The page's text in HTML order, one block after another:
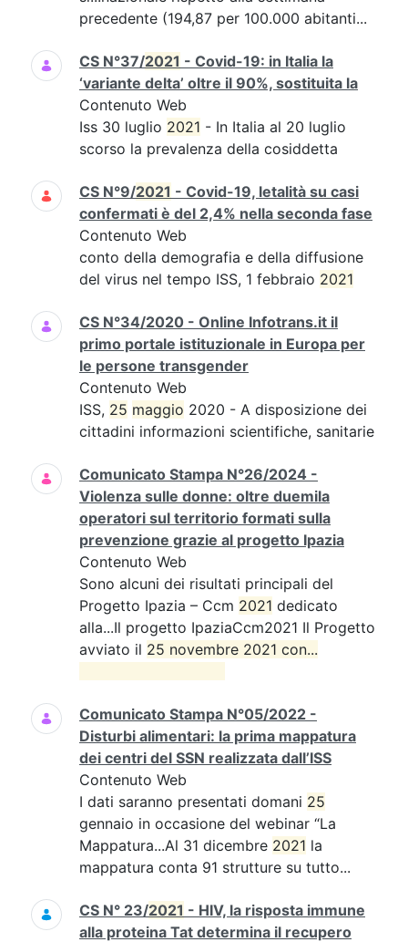
precedente (194,87 per 100.000 abitanti...
CS N°37/2021 - Covid-19: in Italia la
‘variante delta’ oltre il 90%, sostituita la
Contenuto Web
Iss 30 luglio 2021 - In Italia al 20 luglio
scorso la prevalenza della cosiddetta
CS N°9/2021 - Covid-19, letalità su casi
confermati è del 2,4% nella seconda fase
Contenuto Web
conto della demografia e della diffusione
del virus nel tempo ISS, 1 febbraio 2021
CS N°34/2020 - Online Infotrans.it il
primo portale istituzionale in Europa per
le persone transgender
Contenuto Web
ISS, 25 maggio 2020 - A disposizione dei
cittadini informazioni scientifiche, sanitarie
Comunicato Stampa N°26/2024 -
Violenza sulle donne: oltre duemila
operatori sul territorio formati sulla
prevenzione grazie al progetto Ipazia
Contenuto Web
Sono alcuni dei risultati principali del
Progetto Ipazia – Ccm 2021 dedicato
alla...Il progetto IpaziaCcm2021 Il Progetto
avviato il 25 novembre 2021 con...
Comunicato Stampa N°05/2022 -
Disturbi alimentari: la prima mappatura
dei centri del SSN realizzata dall’ISS
Contenuto Web
I dati saranno presentati domani 25
gennaio in occasione del webinar “La
Mappatura...Al 31 dicembre 2021 la
mappatura conta 91 strutture su tutto...
CS N° 23/2021 - HIV, la risposta immune
alla proteina Tat determina il recupero